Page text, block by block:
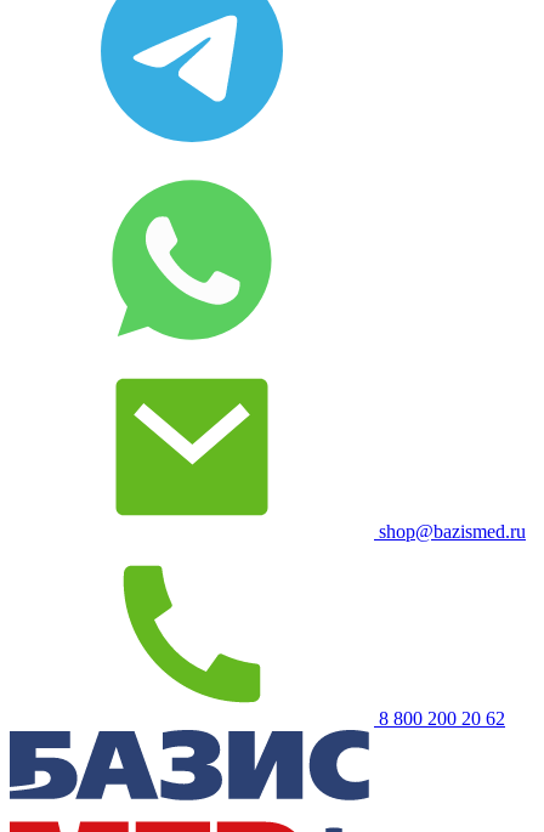
shop@bazismed.ru
8 800 200 20 62